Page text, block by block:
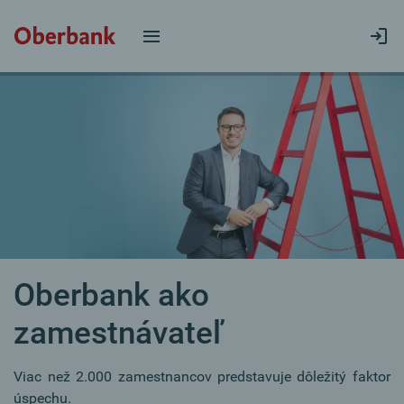
Oberbank ako
zamestnávateľ
Viac než 2.000 zamestnancov predstavuje dôležitý faktor
úspechu.